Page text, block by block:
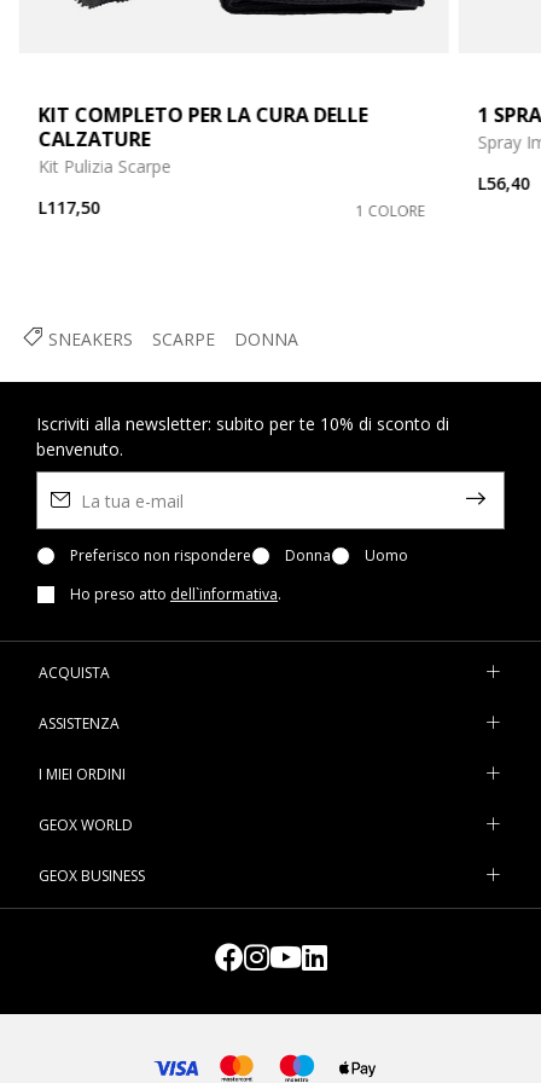
SNEAKERS SCARPE DONNA
KIT COMPLETO PER LA CURA DELLE
CALZATURE
Kit Pulizia Scarpe
L117,50
1 COLORE
1
Spray
L56,40
Iscriviti alla newsletter: subito per te 10% di sconto di
benvenuto.
Preferisco non rispondere Donna
Uomo
Ho preso atto dell`informativa.
ACQUISTA
ASSISTENZA
I MIEI ORDINI
GEOX WORLD
GEOX BUSINESS